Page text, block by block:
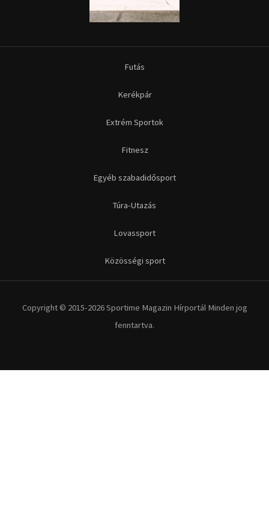
Futás
Kerékpár
Extrém Sportok
Fitnesz
Egyéb szabadidősport
Túra-Utazás
Lovassport
Közösségi sport
Copyright © 2015-2026 Sportime Magazin Hírportál Minden jog
fenntartva.